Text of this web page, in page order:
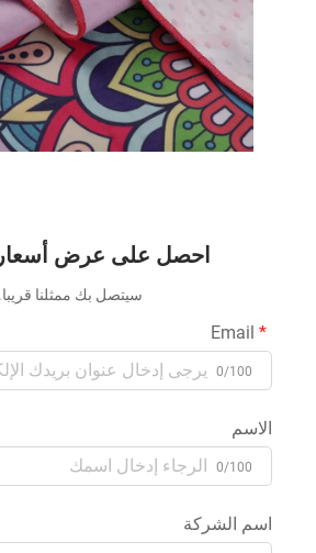
احصل على عرض
سيتصل بك ممثلنا قريبا.
0/100
الاسم
0/100
اسم الشركة